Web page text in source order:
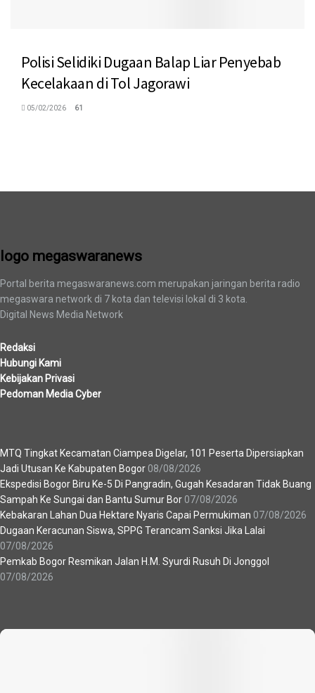
Polisi Selidiki Dugaan Balap Liar Penyebab
Kecelakaan di Tol Jagorawi
05/02/2026 61
logo megaswaranews
Portal berita megaswaranews.com merupakan jaringan berita radio
megaswara network di 7 kota dan televisi lokal di 3 kota.
Digital News Media Network
Redaksi
Hubungi Kami
Kebijakan Privasi
Pedoman Media Cyber
MTQ Tingkat Kecamatan Ciampea Digelar, 101 Peserta Dipersiapkan
Jadi Utusan Ke Kabupaten Bogor 08/08/2026
Ekspedisi Bogor Biru Ke-5 Di Pangradin, Gugah Kesadaran Tidak Buang
Sampah Ke Sungai dan Bantu Sumur Bor 07/08/2026
Kebakaran Lahan Dua Hektare Nyaris Capai Permukiman 07/08/2026
Dugaan Keracunan Siswa, SPPG Terancam Sanksi Jika Lalai
07/08/2026
Pemkab Bogor Resmikan Jalan H.M. Syurdi Rusuh Di Jonggol
07/08/2026